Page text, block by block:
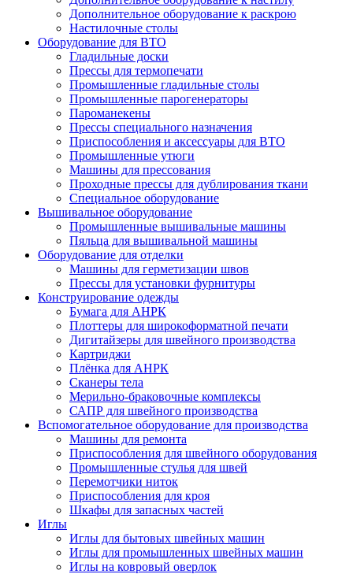
Дополнительное оборудование к раскрою
Настилочные столы
Оборудование для ВТО
Гладильные доски
Прессы для термопечати
Промышленные гладильные столы
Промышленные парогенераторы
Пароманекены
Прессы специального назначения
Приспособления и аксессуары для ВТО
Промышленные утюги
Машины для прессования
Проходные прессы для дублирования ткани
Специальное оборудование
Вышивальное оборудование
Промышленные вышивальные машины
Пяльца для вышивальной машины
Оборудование для отделки
Машины для герметизации швов
Прессы для установки фурнитуры
Конструирование одежды
Бумага для АНРК
Плоттеры для широкоформатной печати
Дигитайзеры для швейного производства
Картриджи
Плёнка для АНРК
Сканеры тела
Мерильно-браковочные комплексы
САПР для швейного производства
Вспомогательное оборудование для производства
Машины для ремонта
Приспособления для швейного оборудования
Промышленные стулья для швей
Перемотчики ниток
Приспособления для кроя
Шкафы для запасных частей
Иглы
Иглы для бытовых швейных машин
Иглы для промышленных швейных машин
Иглы на ковровый оверлок